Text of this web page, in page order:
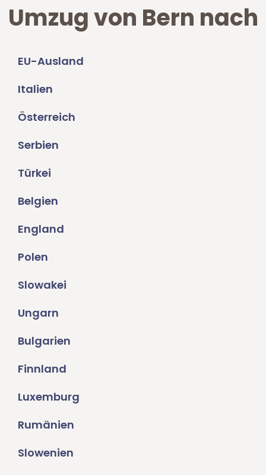
Umzug von Bern nach
EU-Ausland
Italien
Österreich
Serbien
Türkei
Belgien
England
Polen
Slowakei
Ungarn
Bulgarien
Finnland
Luxemburg
Rumänien
Slowenien